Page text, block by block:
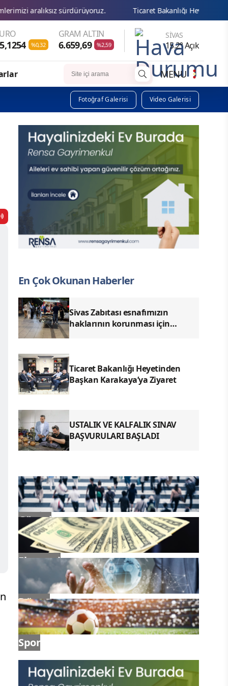
sürdürüyoruz. Ticaret Bakanlığı Heyetinden Başkan
%0,32
GRAM ALTIN
6.659,69 %2,59
SIVAS
15.2° Açık
MENU
Fotoğraf Galerisi Video Galerisi
En Çok Okunan Haberler
Sivas Zabıtası esnafımızın
haklarının korunması için
Ticaret Bakanlığı Heyetinden
Başkan Karakaya’ya Ziyaret
USTALIK VE KALFALIK SINAV
BAŞVURULARI BAŞLADI
Güncel
Ekonomi
Dünya
Spor